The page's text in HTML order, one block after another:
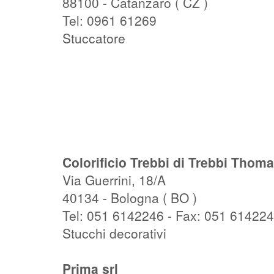
Tel: 0961 61269
Stuccatore
Colorificio Trebbi di Trebbi
Via Guerrini, 18/A
40134 - Bologna ( BO )
Tel: 051 6142246 - Fax: 051
Stucchi decorativi
Prima srl